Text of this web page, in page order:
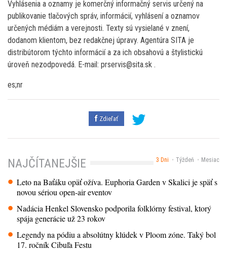
Vyhlásenia a oznamy je komerčný informačný servis určený na
publikovanie tlačových správ, informácií, vyhlásení a oznamov
určených médiám a verejnosti. Texty sú vysielané v znení,
dodanom klientom, bez redakčnej úpravy. Agentúra SITA je
distribútorom týchto informácií a za ich obsahovú a štylistickú
úroveň nezodpovedá. E-mail: prservis@sita.sk .
es;nr
Zdieľať
3 Dni Týždeň Mesiac
NAJČÍTANEJŠIE
Leto na Baťáku opäť ožíva. Euphoria Garden v Skalici je späť s
novou sériou open-air eventov
Nadácia Henkel Slovensko podporila folklórny festival, ktorý
spája generácie už 23 rokov
Legendy na pódiu a absolútny klúdek v Ploom zóne. Taký bol
17. ročník Cibuľa Festu